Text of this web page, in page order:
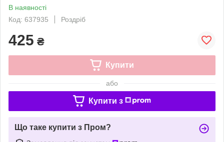
В наявності
Код: 637935
Роздріб
425 ₴
Купити
або
Купити з
Що таке купити з Пром?